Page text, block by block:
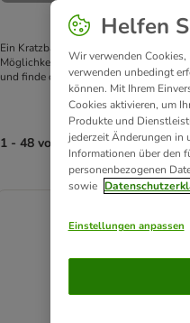
Ein Kratzbaum ermöglicht es deiner
Möglichkeiten zum Spielen sowie
und finde den perfekten Kratzbaum für
1 - 48 von 676 Produkte
product items have been changed
Helfen
Wir verwenden Cookies,
verwenden unbedingt
können. Mit Ihrem
Cookies aktivieren, um
Produkte und
jederzeit Änderungen in
Informationen über den
personenbezogenen
sowie
Einstellungen anpassen